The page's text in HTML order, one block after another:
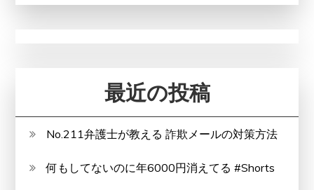
メ
ッ
は
最近の投稿
No.211弁護士が教える 詐欺メールの対策方法
何もしてないのに年6000円消えてる #Shorts